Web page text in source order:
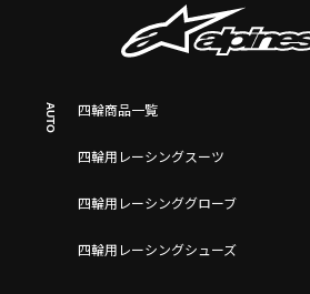
AUTO 四輪商品一覧
四輪用レーシングスーツ
四輪用レーシンググローブ
四輪用レーシングシューズ